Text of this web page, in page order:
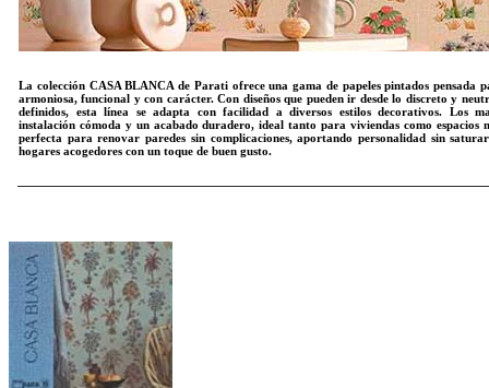
La colección CASA BLANCA de Parati ofrece una gama de papeles pintados pensada
armoniosa, funcional y con carácter. Con diseños que pueden ir desde lo discreto y
definidos, esta línea se adapta con facilidad a diversos estilos decorativos. Los
instalación cómoda y un acabado duradero, ideal tanto para viviendas como espacios
perfecta para renovar paredes sin complicaciones, aportando personalidad sin
hogares acogedores con un toque de buen gusto.